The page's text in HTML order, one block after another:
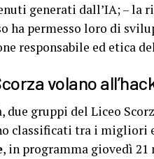
generati dall’IA; – la
ha permesso loro di
responsabile ed etica
volano
gruppi del Liceo
classificati tra i migliori
, in programma giovedì 21